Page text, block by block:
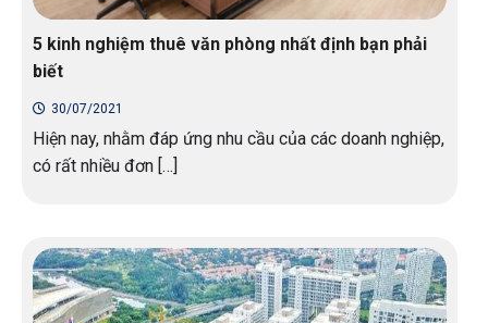
5 kinh nghiệm thuê văn phòng nhất định bạn phải
biết
30/07/2021
Hiện nay, nhằm đáp ứng nhu cầu của các doanh nghiệp,
có rất nhiều đơn […]